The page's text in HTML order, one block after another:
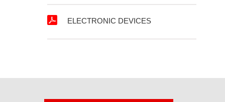
ELECTRONIC DEVICES